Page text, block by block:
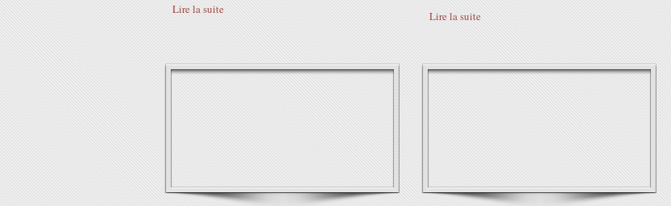
Lire la suite
Lire la suite